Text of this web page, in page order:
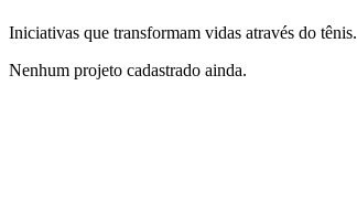
Iniciativas que transformam vidas através do tênis.
Nenhum projeto cadastrado ainda.